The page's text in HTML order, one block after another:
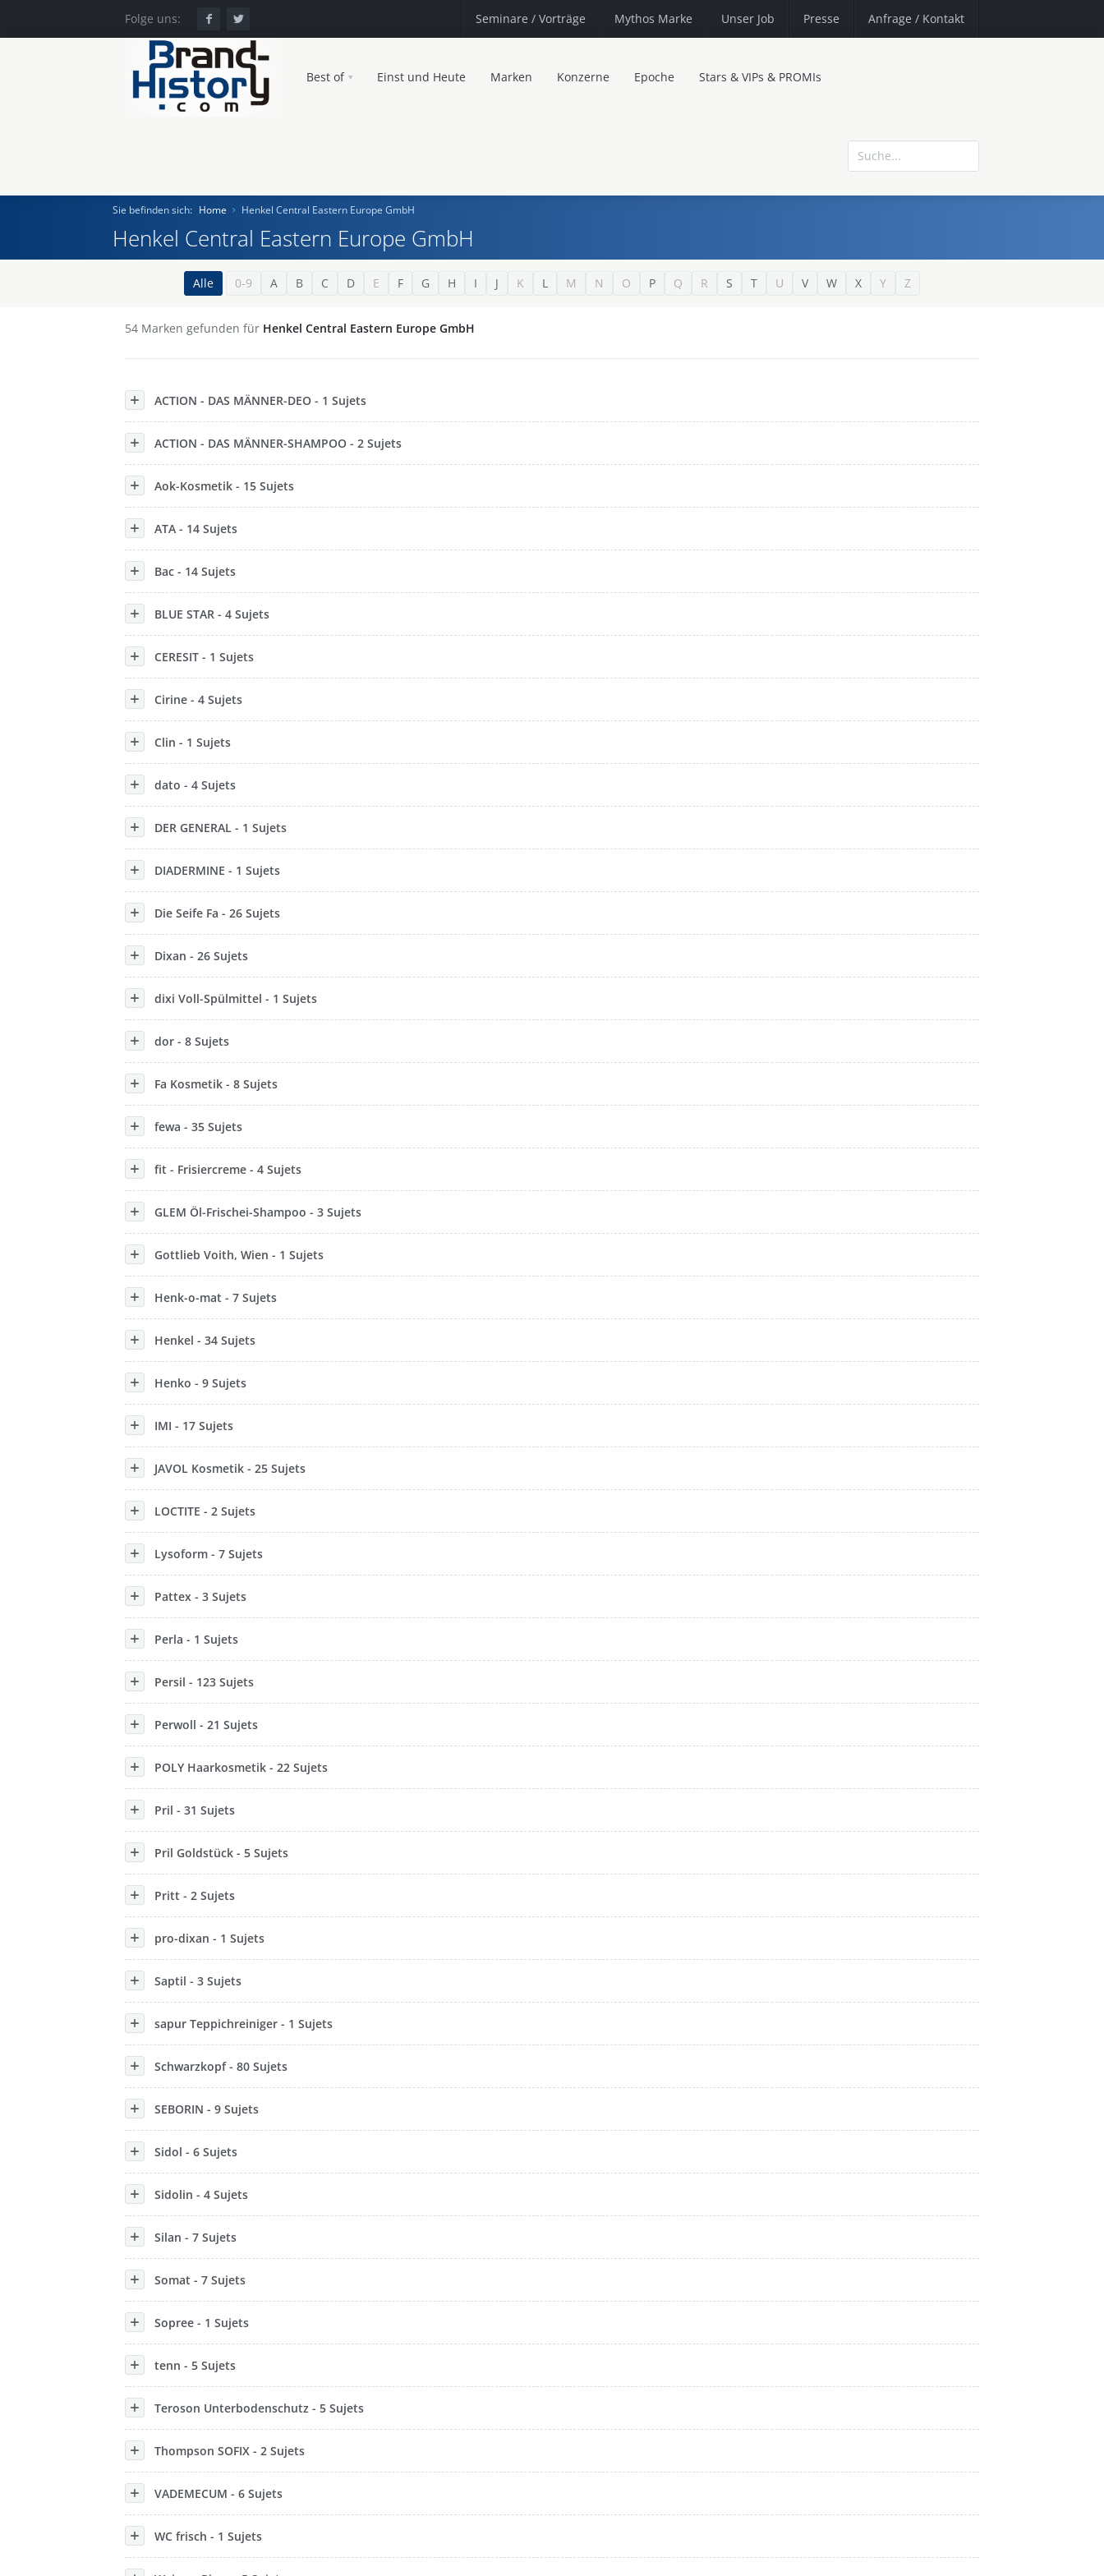
Folge uns: Seminare / Vorträge Mythos Marke Unser Job Presse Anfrage / Kontakt
Best of Einst und Heute Marken Konzerne Epoche Stars & VIPs & PROMIs
Epoche
Sie befinden sich: Home Henkel Central Eastern Europe GmbH
Henkel Central Eastern Europe GmbH
Alle 0-9 A B C D E F G H I J K L M N O P Q R S T U V W X Y Z
54 Marken gefunden für Henkel Central Eastern Europe GmbH
ACTION - DAS MÄNNER-DEO - 1 Sujets
ACTION - DAS MÄNNER-SHAMPOO - 2 Sujets
Aok-Kosmetik - 15 Sujets
ATA - 14 Sujets
Bac - 14 Sujets
BLUE STAR - 4 Sujets
CERESIT - 1 Sujets
Cirine - 4 Sujets
Clin - 1 Sujets
dato - 4 Sujets
DER GENERAL - 1 Sujets
DIADERMINE - 1 Sujets
Die Seife Fa - 26 Sujets
Dixan - 26 Sujets
dixi Voll-Spülmittel - 1 Sujets
dor - 8 Sujets
Fa Kosmetik - 8 Sujets
fewa - 35 Sujets
fit - Frisiercreme - 4 Sujets
GLEM Öl-Frischei-Shampoo - 3 Sujets
Gottlieb Voith, Wien - 1 Sujets
Henk-o-mat - 7 Sujets
Henkel - 34 Sujets
Henko - 9 Sujets
IMI - 17 Sujets
JAVOL Kosmetik - 25 Sujets
LOCTITE - 2 Sujets
Lysoform - 7 Sujets
Pattex - 3 Sujets
Perla - 1 Sujets
Persil - 123 Sujets
Perwoll - 21 Sujets
POLY Haarkosmetik - 22 Sujets
Pril - 31 Sujets
Pril Goldstück - 5 Sujets
Pritt - 2 Sujets
pro-dixan - 1 Sujets
Saptil - 3 Sujets
sapur Teppichreiniger - 1 Sujets
Schwarzkopf - 80 Sujets
SEBORIN - 9 Sujets
Sidol - 6 Sujets
Sidolin - 4 Sujets
Silan - 7 Sujets
Somat - 7 Sujets
Sopree - 1 Sujets
tenn - 5 Sujets
Teroson Unterbodenschutz - 5 Sujets
Thompson SOFIX - 2 Sujets
VADEMECUM - 6 Sujets
WC frisch - 1 Sujets